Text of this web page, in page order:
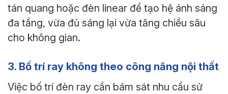
tán quang hoặc đèn linear để tạo hệ ánh sáng
đa tầng, vừa đủ sáng lại vừa tăng chiều sâu
cho không gian.
3. Bố trí ray không theo công năng nội thất
Việc bố trí đèn ray cần bám sát nhu cầu sử